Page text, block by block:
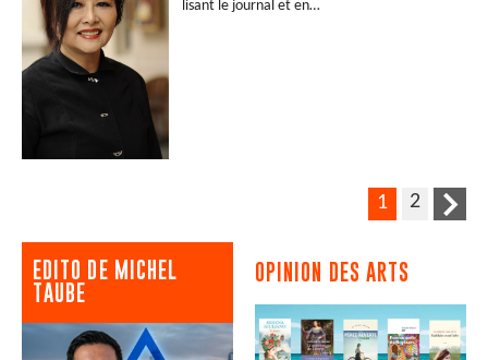
lisant le journal et en…
1 2
EDITO DE MICHEL
TAUBE
OPINION DES ARTS